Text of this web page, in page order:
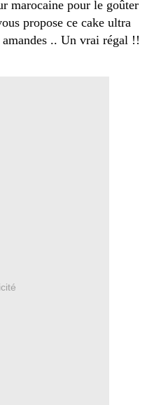
marocaine pour le goûter
propose ce cake ultra
.. Un vrai régal !!